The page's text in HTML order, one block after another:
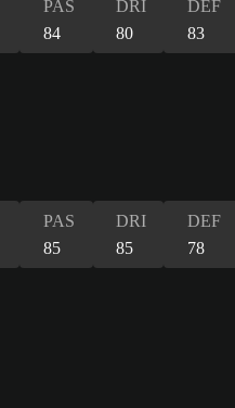
PAS
84
DRI
80
DEF
83
PAS
85
DRI
85
DEF
78